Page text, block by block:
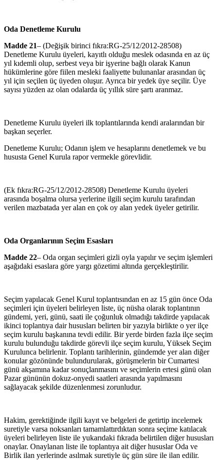
Oda Denetleme Kurulu
Madde 21– (Değişik birinci fıkra:RG-25/12/2012-28508)
Denetleme Kurulu üyeleri, kayıtlı olduğu meslek odasında en az üç
yıl kıdemli olup, serbest veya bir işyerine bağlı olarak Kanun
hükümlerine göre fiilen mesleki faaliyette bulunanlar arasından üç
yıl için seçilen üç üyeden oluşur. Ayrıca bir yedek üye seçilir. Üye
sayısı yüzden az olan odalarda üç yıllık süre şartı aranmaz.
Denetleme Kurulu üyeleri ilk toplantılarında kendi aralarından bir
baş­kan seçerler.
Denetleme Kurulu; Odanın işlem ve hesaplarını denetlemek ve bu
hu­susta Genel Kurula rapor vermekle görevlidir.
(Ek fıkra:RG-25/12/2012-28508) Denetleme Kurulu üyeleri
arasında boşalma olursa yerlerine ilgili seçim kurulu tarafından
verilen mazbatada yer alan en çok oy alan yedek üyeler getirilir.
Oda Organlarının Seçim Esasları
Madde 22– Oda organ seçimleri gizli oyla yapılır ve seçim işlemleri
aşağı­daki esaslara göre yargı gözetimi altında gerçekleştirilir.
Seçim yapılacak Genel Kurul toplantısından en az 15 gün önce Oda
se­çimleri için üyeleri belirleyen liste, üç nüsha olarak toplantının
gündemi, yeri, günü, saati ile çoğunluk olmadığı takdirde yapılacak
ikinci toplantı­ya dair hususları belirten bir yazıyla birlikte o yer ilçe
seçim kurulu baş­kanına tevdi edilir. Bir yerde birden fazla ilçe seçim
kurulu bulunduğu takdirde görevli ilçe seçim kurulu, Yüksek Seçim
Kurulunca belirlenir. Toplantı tarihlerinin, gündemde yer alan diğer
konular gözönünde bu­lundurularak, görüşmelerin bir Cumartesi
günü akşamına kadar sonuç­lanmasını ve seçimlerin ertesi günü olan
Pazar gününün dokuz-onyedi saatleri arasında yapılmasını
sağlayacak şekilde düzenlenmesi zorunlu­dur.
Hakim, gerektiğinde ilgili kayıt ve belgeleri de getirtip incelemek
suretiy­le varsa noksanları tamamlattırdıktan sonra seçime katılacak
üyeleri be­lirleyen liste ile yukarıdaki fıkrada belirtilen diğer hususları
onaylar. Onaylanan liste ile toplantıya ait diğer hususlar Oda ve
Birlik ilan yerle­rinde asılmak suretiyle üç gün süre ile ilan edilir.